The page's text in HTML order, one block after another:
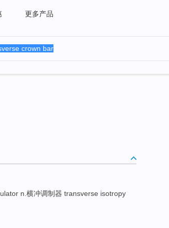
更多产品
n.横冲调制器 transverse isotropy